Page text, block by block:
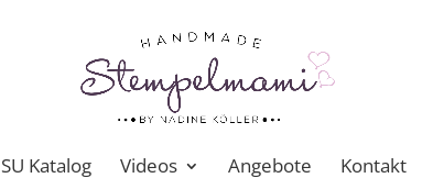
SU Katalog Videos Angebote Kontakt